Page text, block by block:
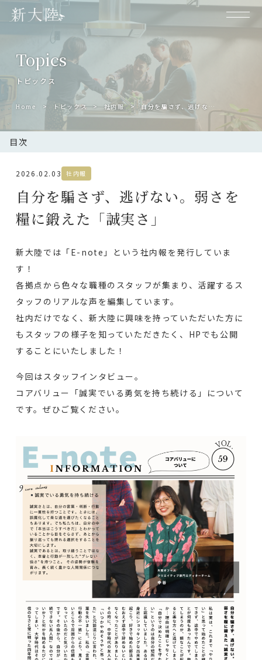
Topics
トピックス
Home トピックス 社内報 自分を騙さず、逃げない。弱さを糧に鍛えた「誠実さ」
目次
2026.02.03 社内報
自分を騙さず、逃げない。弱さを
糧に鍛えた「誠実さ」
新大陸では「E-note」という社内報を発行していま
す！
各拠点から色々な職種のスタッフが集まり、活躍するス
タッフのリアルな声を編集しています。
社内だけでなく、新大陸に興味を持っていただいた方に
もスタッフの様子を知っていただきたく、HPでも公開
することにいたしました！
今回はスタッフインタビュー。
コアバリュー「誠実でいる勇気を持ち続ける」について
です。ぜひご覧ください。